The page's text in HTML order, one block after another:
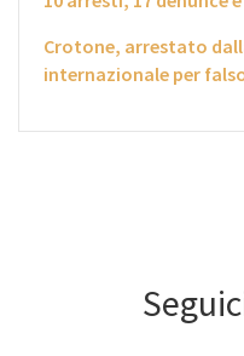
Crotone, arrestato
internazionale per